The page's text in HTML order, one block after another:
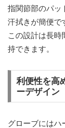
指関節部のパッ
汗拭きが簡便で
この設計は長時
持できます。
利便性を高
ーデザイン
グローブにはハ